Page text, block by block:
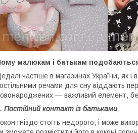
малюкам і батькам подобаються
частіше в магазинах України, як
речами для сну віддають
— важливий елемент, без
Постійний контакт із батьками
гніздо стоїть недорого, і може